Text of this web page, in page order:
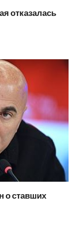
отказалась
о ставших